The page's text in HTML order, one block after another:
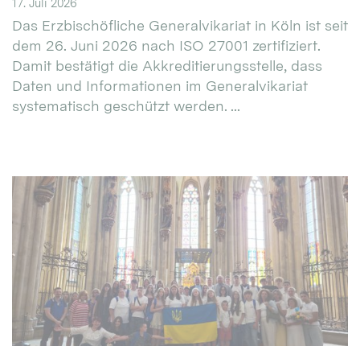
Das Erzbischöfliche Generalvikariat in Köln ist seit
dem 26. Juni 2026 nach ISO 27001 zertifiziert.
Damit bestätigt die Akkreditierungsstelle, dass
Daten und Informationen im Generalvikariat
systematisch geschützt werden. ...